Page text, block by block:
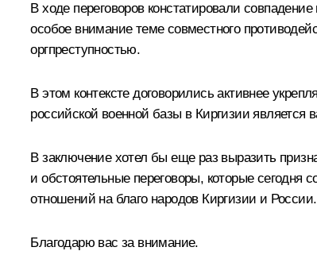
В ходе переговоров констатировали
особое внимание теме совместного
оргпреступностью.
В этом контексте договорились активнее
российской военной базы в Киргизии
В заключение хотел бы еще раз выразить
и обстоятельные переговоры, которые сегодня
отношений на благо народов Киргизии и России.
Благодарю вас за внимание.